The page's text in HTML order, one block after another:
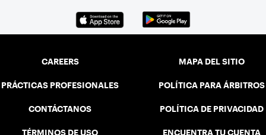
CAREERS
PRÁCTICAS PROFESIONALES
CONTÁCTANOS
TÉRMINOS DE USO
MAPA DEL SITIO
POLÍTICA PARA ÁRBITROS
POLÍTICA DE PRIVACIDAD
ENCUENTRA TU CUENTA